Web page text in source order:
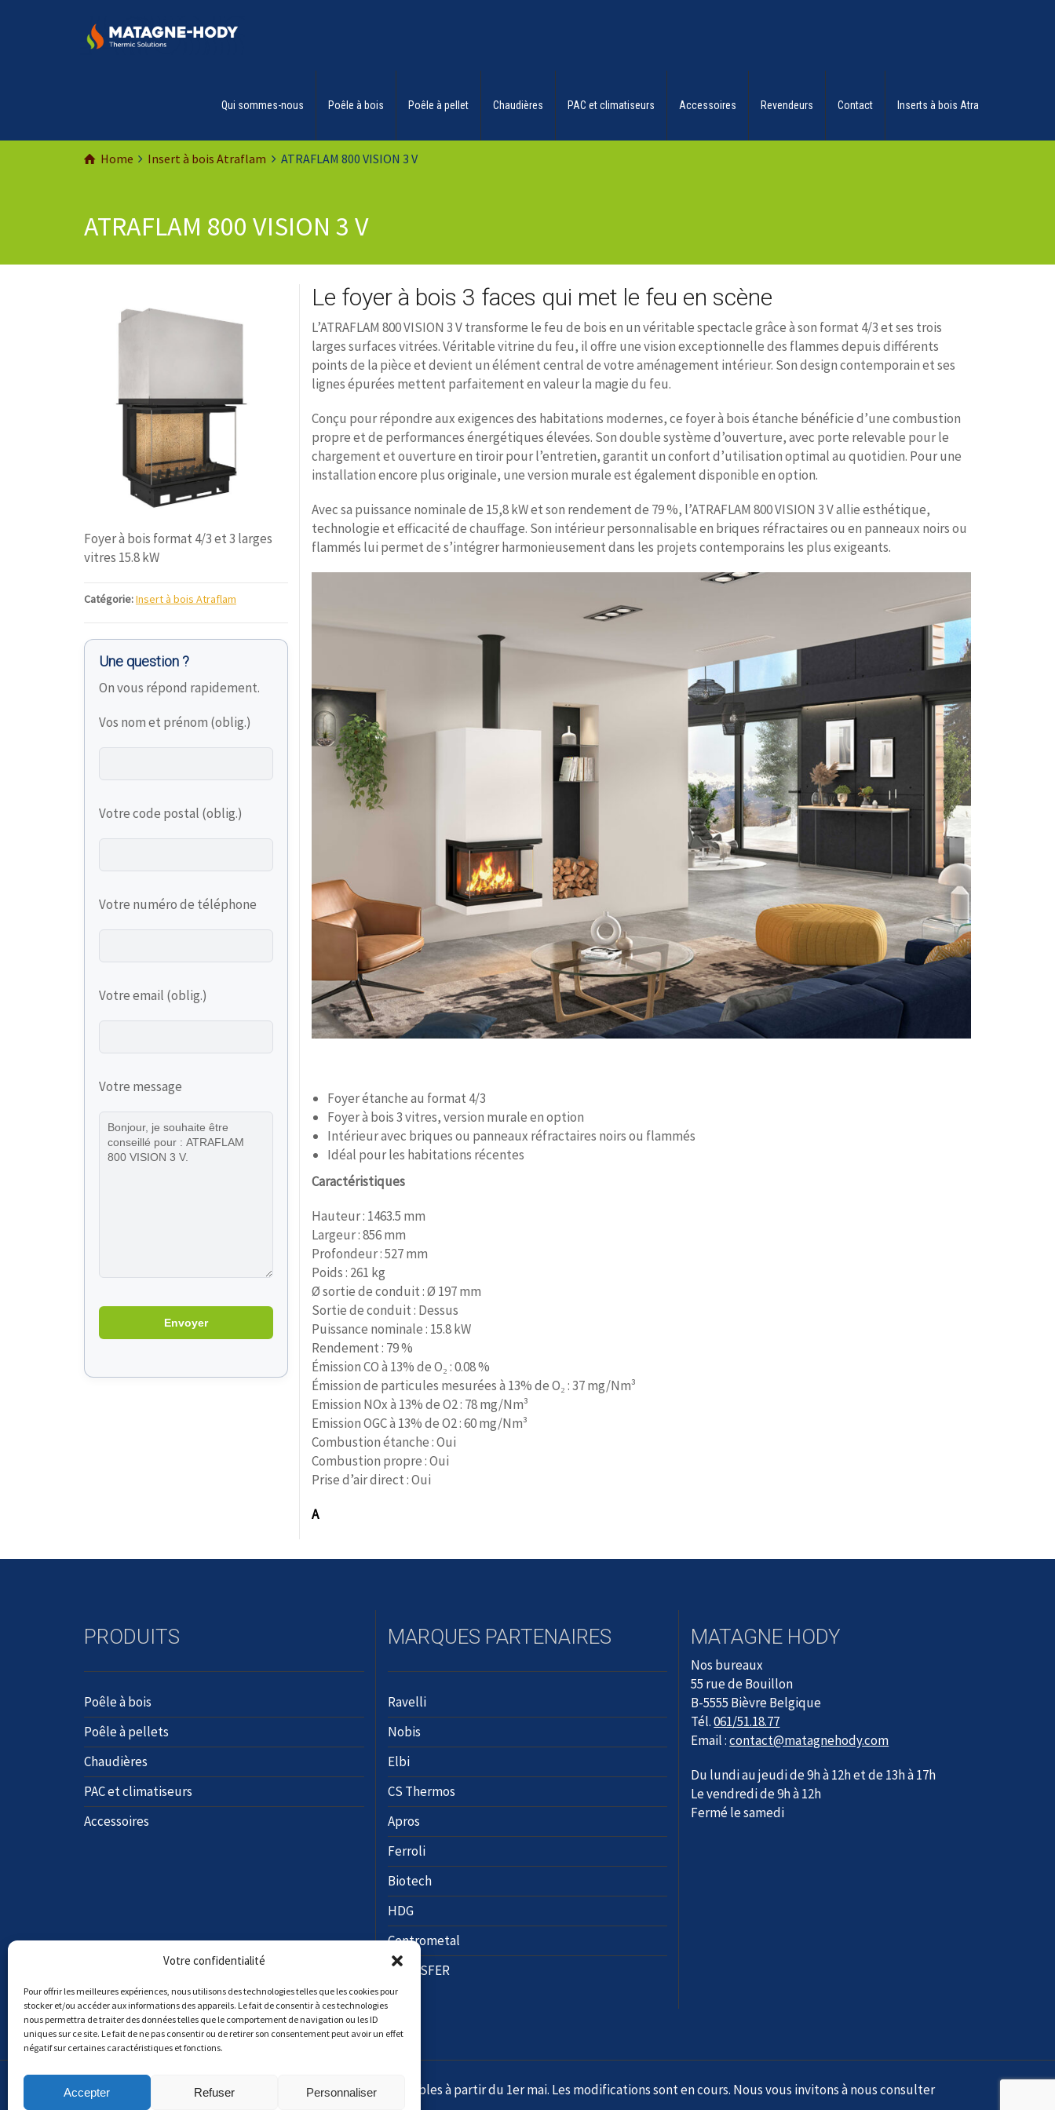
Votre confidentialité
Pour offrir les meilleures expériences, nous utilisons des technologies telles que les cookies pour
stocker et/ou accéder aux informations des appareils. Le fait de consentir à ces technologies
nous permettra de traiter des données telles que le comportement de navigation ou les ID
uniques sur ce site. Le fait de ne pas consentir ou de retirer son consentement peut avoir un effet
négatif sur certaines caractéristiques et fonctions.
Accepter Refuser Personnaliser
Qui sommes-nous Poêle à bois Poêle à pellet Chaudières PAC et climatiseurs Accessoires Revendeurs Contact Inserts à bois Atra
Home Insert à bois Atraflam ATRAFLAM 800 VISION 3 V
ATRAFLAM 800 VISION 3 V
Foyer à bois format 4/3 et 3 larges
vitres 15.8 kW
Catégorie:Insert à bois Atraflam
Une question ?
On vous répond rapidement.
Vos nom et prénom (oblig.)
Votre code postal (oblig.)
Votre numéro de téléphone
Votre email (oblig.)
Votre message
Le foyer à bois 3 faces qui met le feu en scène
L’ATRAFLAM 800 VISION 3 V transforme le feu de bois en un véritable spectacle grâce à son format 4/3 et ses trois
larges surfaces vitrées. Véritable vitrine du feu, il offre une vision exceptionnelle des flammes depuis différents
points de la pièce et devient un élément central de votre aménagement intérieur. Son design contemporain et ses
lignes épurées mettent parfaitement en valeur la magie du feu.
Conçu pour répondre aux exigences des habitations modernes, ce foyer à bois étanche bénéficie d’une combustion
propre et de performances énergétiques élevées. Son double système d’ouverture, avec porte relevable pour le
chargement et ouverture en tiroir pour l’entretien, garantit un confort d’utilisation optimal au quotidien. Pour une
installation encore plus originale, une version murale est également disponible en option.
Avec sa puissance nominale de 15,8 kW et son rendement de 79 %, l’ATRAFLAM 800 VISION 3 V allie esthétique,
technologie et efficacité de chauffage. Son intérieur personnalisable en briques réfractaires ou en panneaux noirs ou
flammés lui permet de s’intégrer harmonieusement dans les projets contemporains les plus exigeants.
Foyer étanche au format 4/3
Foyer à bois 3 vitres, version murale en option
Intérieur avec briques ou panneaux réfractaires noirs ou flammés
Idéal pour les habitations récentes
Caractéristiques
Hauteur : 1463.5 mm
Largeur : 856 mm
Profondeur : 527 mm
Poids : 261 kg
Ø sortie de conduit : Ø 197 mm
Sortie de conduit : Dessus
Puissance nominale : 15.8 kW
Rendement : 79 %
Émission CO à 13% de O₂ : 0.08 %
Émission de particules mesurées à 13% de O₂ : 37 mg/Nm³
Emission NOx à 13% de O2 : 78 mg/Nm³
Emission OGC à 13% de O2 : 60 mg/Nm³
Combustion étanche : Oui
Combustion propre : Oui
Prise d’air direct : Oui
A
PRODUITS
Poêle à bois
Poêle à pellets
Chaudières
PAC et climatiseurs
Accessoires
MARQUES PARTENAIRES
Ravelli
Nobis
Elbi
CS Thermos
Apros
Ferroli
Biotech
HDG
Centrometal
NOVASFER
MATAGNE HODY
Nos bureaux
55 rue de Bouillon
B-5555 Bièvre Belgique
Tél.061/51.18.77
Email :contact@matagnehody.com
Du lundi au jeudi de 9h à 12h et de 13h à 17h
Le vendredi de 9h à 12h
Fermé le samedi
Copyright © Matagne Hody. De nouveaux tarifs sont applicables à partir du 1er mai. Les modifications sont en cours. Nous vous invitons à nous consulter